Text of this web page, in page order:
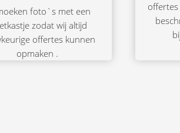
foto`s met een
zodat wij altijd
offertes kunnen
opmaken .